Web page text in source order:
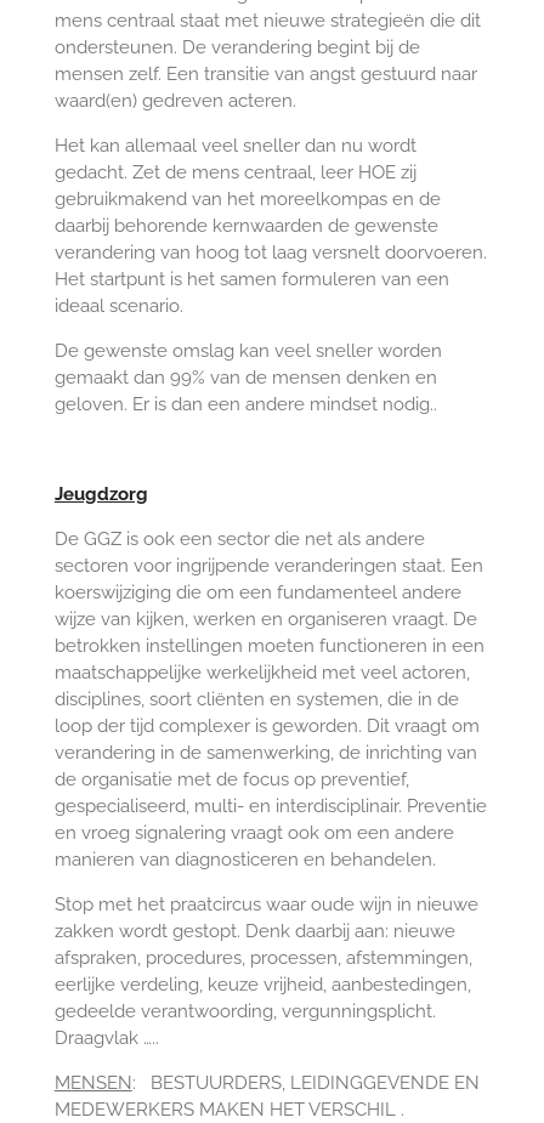
mens centraal staat met nieuwe strategieën die dit
ondersteunen. De verandering begint bij de
mensen zelf. Een transitie van angst gestuurd naar
waard(en) gedreven acteren.
Het kan allemaal veel sneller dan nu wordt
gedacht. Zet de mens centraal, leer HOE zij
gebruikmakend van het moreelkompas en de
daarbij behorende kernwaarden de gewenste
verandering van hoog tot laag versnelt doorvoeren.
Het startpunt is het samen formuleren van een
ideaal scenario.
De gewenste omslag kan veel sneller worden
gemaakt dan 99% van de mensen denken en
geloven. Er is dan een andere mindset nodig..
Jeugdzorg
De GGZ is ook een sector die net als andere
sectoren voor ingrijpende veranderingen staat. Een
koerswijziging die om een fundamenteel andere
wijze van kijken, werken en organiseren vraagt. De
betrokken instellingen moeten functioneren in een
maatschappelijke werkelijkheid met veel actoren,
disciplines, soort cliënten en systemen, die in de
loop der tijd complexer is geworden. Dit vraagt om
verandering in de samenwerking, de inrichting van
de organisatie met de focus op preventief,
gespecialiseerd, multi- en interdisciplinair. Preventie
en vroeg signalering vraagt ook om een andere
manieren van diagnosticeren en behandelen.
Stop met het praatcircus waar oude wijn in nieuwe
zakken wordt gestopt. Denk daarbij aan: nieuwe
afspraken, procedures, processen, afstemmingen,
eerlijke verdeling, keuze vrijheid, aanbestedingen,
gedeelde verantwoording, vergunningsplicht.
Draagvlak …..
MENSEN: BESTUURDERS, LEIDINGGEVENDE EN
MEDEWERKERS MAKEN HET VERSCHIL .